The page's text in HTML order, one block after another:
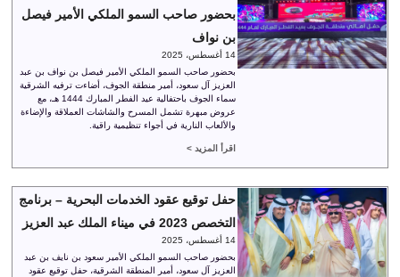
بحضور صاحب السمو الملكي الأمير فيصل
بن نواف
14 أغسطس، 2025
بحضور صاحب السمو الملكي الأمير فيصل بن نواف بن عبد
العزيز آل سعود، أمير منطقة الجوف، أضاءت ترفيه الشرقية
سماء الجوف باحتفالية عيد الفطر المبارك 1444 هـ، مع
عروض مبهرة تشمل المسرح والشاشات العملاقة والإضاءة
والألعاب النارية في أجواء تنظيمية راقية.
اقرأ المزيد >
حفل توقيع عقود الخدمات البحرية – برنامج
التخصص 2023 في ميناء الملك عبد العزيز
14 أغسطس، 2025
بحضور صاحب السمو الملكي الأمير سعود بن نايف بن عبد
العزيز آل سعود، أمير المنطقة الشرقية، حفل توقيع عقود